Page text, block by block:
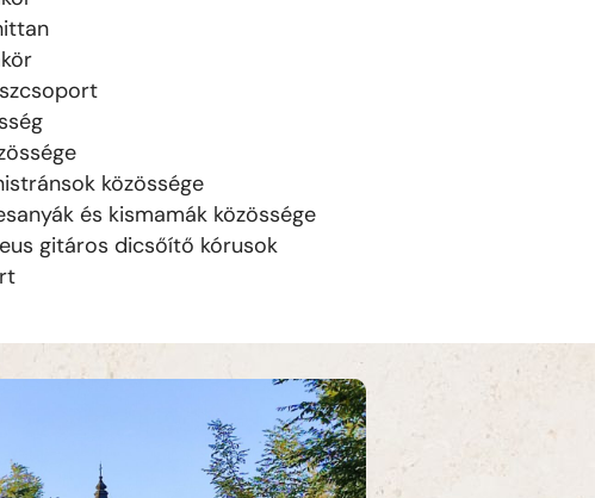
közössége
és kismamák közössége
gitáros dicsőítő kórusok